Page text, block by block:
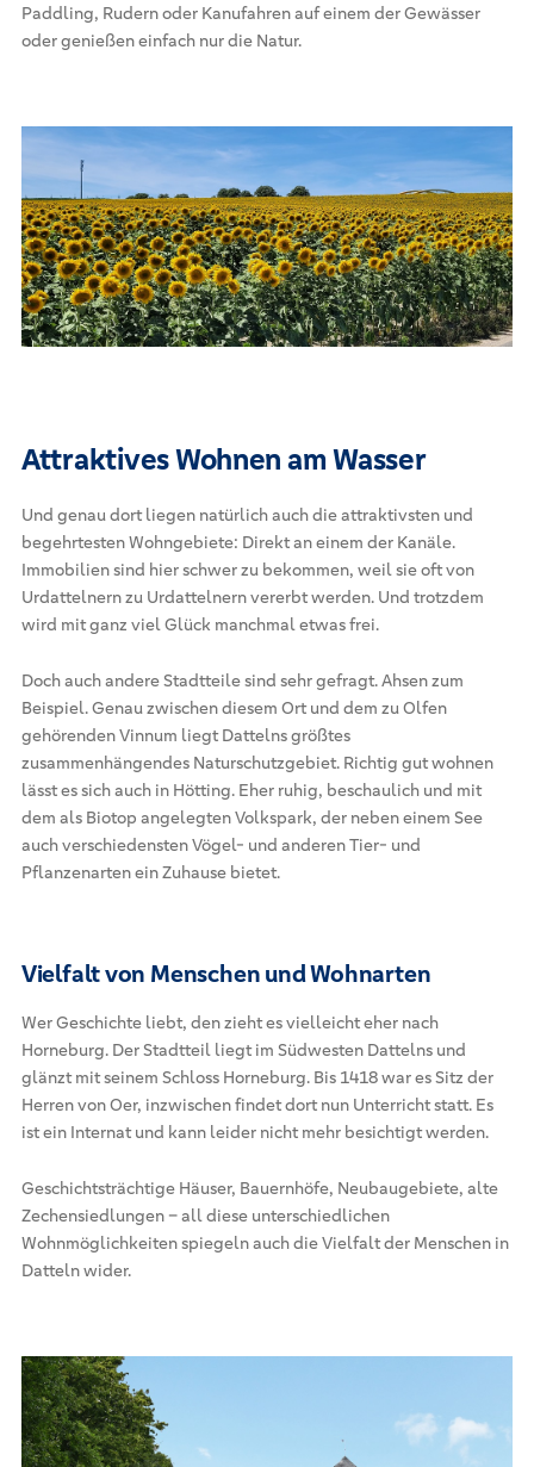
Paddling, Rudern oder Kanufahren auf einem der Gewässer
oder genießen einfach nur die Natur.
Attraktives Wohnen am Wasser
Und genau dort liegen natürlich auch die attraktivsten und
begehrtesten Wohngebiete: Direkt an einem der Kanäle.
Immobilien sind hier schwer zu bekommen, weil sie oft von
Urdattelnern zu Urdattelnern vererbt werden. Und trotzdem
wird mit ganz viel Glück manchmal etwas frei.
Doch auch andere Stadtteile sind sehr gefragt. Ahsen zum
Beispiel. Genau zwischen diesem Ort und dem zu Olfen
gehörenden Vinnum liegt Dattelns größtes
zusammenhängendes Naturschutzgebiet. Richtig gut wohnen
lässt es sich auch in Hötting. Eher ruhig, beschaulich und mit
dem als Biotop angelegten Volkspark, der neben einem See
auch verschiedensten Vögel- und anderen Tier- und
Pflanzenarten ein Zuhause bietet.
Vielfalt von Menschen und Wohnarten
Wer Geschichte liebt, den zieht es vielleicht eher nach
Horneburg. Der Stadtteil liegt im Südwesten Dattelns und
glänzt mit seinem Schloss Horneburg. Bis 1418 war es Sitz der
Herren von Oer, inzwischen findet dort nun Unterricht statt. Es
ist ein Internat und kann leider nicht mehr besichtigt werden.
Geschichtsträchtige Häuser, Bauernhöfe, Neubaugebiete, alte
Zechensiedlungen – all diese unterschiedlichen
Wohnmöglichkeiten spiegeln auch die Vielfalt der Menschen in
Datteln wider.